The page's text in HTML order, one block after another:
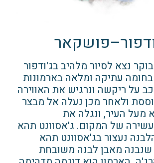
נצא לסיור מלהיב בג'ודפור
עתיקה ומלאה בארמונות
על ריקשה ונרגיש את האווירה
ולאחר מכן נעלה אל מבצר
העיר, ונגלה את
של המקום. ג'אסוונט תהא
נעצור בג'אסוונט תהא
שנבנה מאבן לבנה משובחת